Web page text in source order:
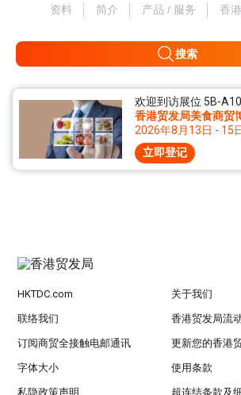
资料 简介 产品 / 服务 香
搜索
欢迎到访展位 5B-A10
香港贸发局美食商贸
2026年8月13日 - 15
立即登记
HKTDC.com 关于我们
联络我们 香港贸发局流
订阅商贸全接触电邮通讯 更新您的香港
字体大小 使用条款
私隐政策声明 超连结条款及